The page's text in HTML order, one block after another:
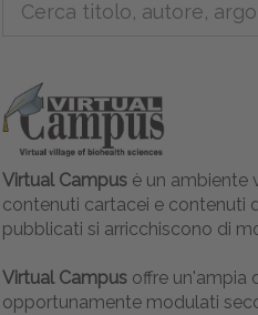
Virtual Campus è un ambiente
contenuti cartacei e contenuti
pubblicati si arricchiscono di
Virtual Campus offre un'ampia
opportunamente modulati